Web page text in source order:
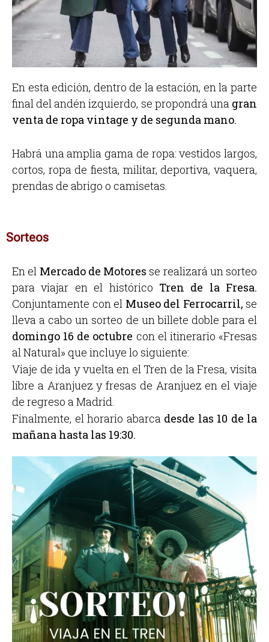
En esta edición, dentro de la estación, en la parte
final del andén izquierdo, se propondrá una gran
venta de ropa vintage y de segunda mano.
Habrá una amplia gama de ropa: vestidos largos,
cortos, ropa de fiesta, militar, deportiva, vaquera,
prendas de abrigo o camisetas.
Sorteos
En el Mercado de Motoresse realizará un sorteo
para viajar en el histórico Tren de la Fresa.
Conjuntamente con el Museo del Ferrocarril, se
lleva a cabo un sorteo de un billete doble para el
domingo 16 de octubre con el itinerario «Fresas
al Natural» que incluye lo siguiente:
Viaje de ida y vuelta en el Tren de la Fresa, visita
libre a Aranjuez y fresas de Aranjuez en el viaje
de regreso a Madrid.
Finalmente, el horario abarcadesde las 10 de la
mañana hasta las 19:30.